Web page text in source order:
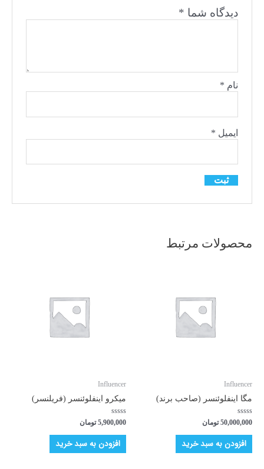
دیدگاه شما *
نام *
ایمیل *
محصولات مرتبط
Influencer
مگا اینفلوئنسر (صاحب برند)
امتیاز
از
50,000,000 تومان
افزودن به سبد خرید
Influencer
میکرو اینفلوئنسر (فریلنسر)
امتیاز
از
5,900,000 تومان
افزودن به سبد خرید